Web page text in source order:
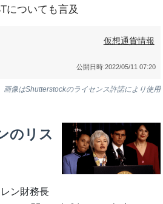
についても言及
仮想通貨情報
公開日時:2022/05/11 07:20
画像はShutterstockのライセンス許諾により使用
のリス
ン財務長